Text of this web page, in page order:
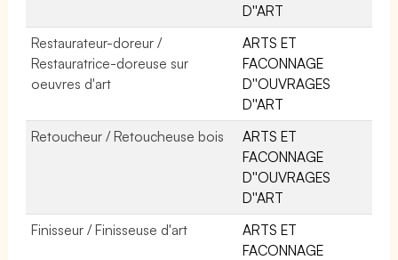
D''ART
Restaurateur-doreur /
Restauratrice-doreuse sur
oeuvres d'art
ARTS ET
FACONNAGE
D''OUVRAGES
D''ART
Retoucheur / Retoucheuse bois
ARTS ET
FACONNAGE
D''OUVRAGES
D''ART
Finisseur / Finisseuse d'art
ARTS ET
FACONNAGE